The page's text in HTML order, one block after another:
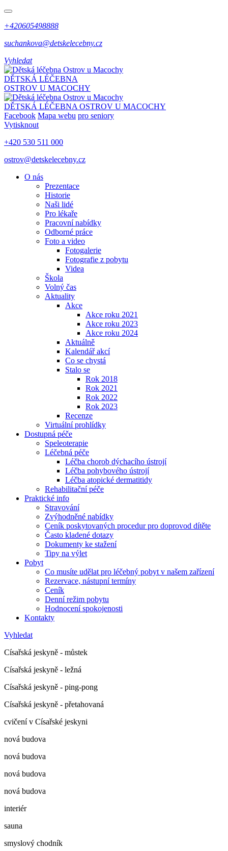
+420605498888
suchankova@detskelecebny.cz
Vyhledat
DĚTSKÁ LÉČEBNA
OSTROV U MACOCHY
DĚTSKÁ LÉČEBNA OSTROV U MACOCHY
Facebook Mapa webu pro seniory
Vytisknout
+420 530 511 000
ostrov@detskelecebny.cz
O nás
Prezentace
Historie
Naši lidé
Pro lékaře
Pracovní nabídky
Odborné práce
Foto a video
Fotogalerie
Fotografie z pobytu
Videa
Škola
Volný čas
Aktuality
Akce
Akce roku 2021
Akce roku 2023
Akce roku 2024
Aktuálně
Kalendář akcí
Co se chystá
Stalo se
Rok 2018
Rok 2021
Rok 2022
Rok 2023
Recenze
Virtuální prohlídky
Dostupná péče
Speleoterapie
Léčebná péče
Léčba chorob dýchacího ústrojí
Léčba pohybového ústrojí
Léčba atopické dermatitidy
Rehabilitační péče
Praktické info
Stravování
Zvýhodněné nabídky
Ceník poskytovaných procedur pro doprovod dítěte
Často kladené dotazy
Dokumenty ke stažení
Tipy na výlet
Pobyt
Co musíte udělat pro léčebný pobyt v našem zařízení
Rezervace, nástupní termíny
Ceník
Denní režim pobytu
Hodnocení spokojenosti
Kontakty
Vyhledat
Císařská jeskyně - můstek
Císařská jeskyně - ležná
Císařská jeskyně - ping-pong
Císařská jeskyně - přetahovaná
cvičení v Císařské jeskyni
nová budova
nová budova
nová budova
nová budova
interiér
sauna
smyslový chodník